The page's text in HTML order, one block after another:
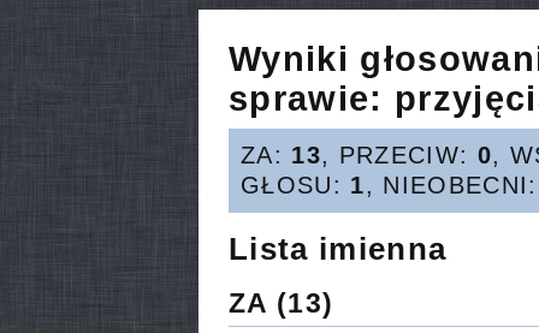
Wyniki
sprawie:
ZA: 13, PRZECIW: 0,
GŁOSU: 1,
Lista imienna
ZA (13)